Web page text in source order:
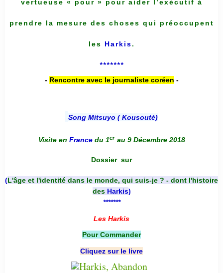
vertueuse « pour » pour aider l’exécutif à
prendre la mesure des choses qui préoccupent
les Harkis.
*******
- Rencontre avec le journaliste coréen -
Song Mitsuyo ( Kousouté)
Visite en France du 1er au 9 Décembre 2018
Dossier sur
(L'âge et l'identité dans le monde, qui suis-je ? - dont l'histoire
des Harkis)
*******
Les Harkis
Pour Commander
Cliquez sur le livre